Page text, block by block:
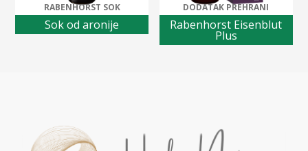
RABENHORST SOK
Sok od aronije
DODATAK PREHRANI
Rabenhorst Eisenblut
Plus